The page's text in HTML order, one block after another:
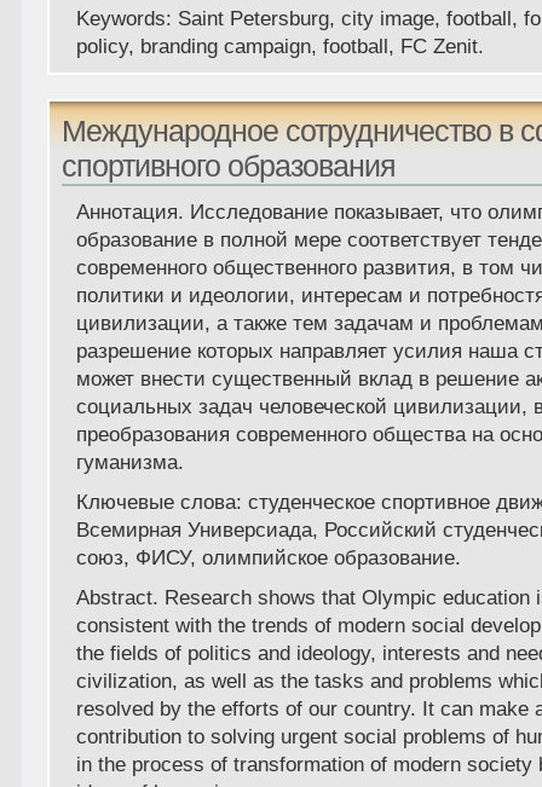
Keywords: Saint Petersburg, city image, football,
policy, branding campaign, football, FC Zenit.
Международное сотрудничество в
спортивного образования
Аннотация. Исследование показывает, что
образование в полной мере соответствует
современного общественного развития, в том
политики и идеологии, интересам и
цивилизации, а также тем задачам и
разрешение которых направляет усилия наша
может внести существенный вклад в решение
социальных задач человеческой цивилизации,
преобразования современного общества на
гуманизма.
Ключевые слова: студенческое спортивное
Всемирная Универсиада, Российский
союз, ФИСУ, олимпийское образование.
Abstract. Research shows that Olympic education
consistent with the trends of modern social
the fields of politics and ideology, interests and
civilization, as well as the tasks and problems
resolved by the efforts of our country. It can make
contribution to solving urgent social problems of
in the process of transformation of modern society